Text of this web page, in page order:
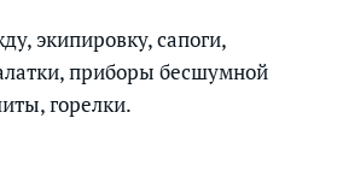
экипировку, сапоги,
приборы бесшумной
горелки.